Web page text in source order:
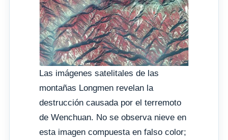
Las imágenes satelitales de las
montañas Longmen revelan la
destrucción causada por el terremoto
de Wenchuan. No se observa nieve en
esta imagen compuesta en falso color;